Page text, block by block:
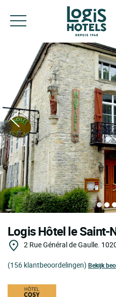
Logis Hôtel le Saint-
2 Rue Général de Gaulle.
(156 klantbeoordelingen) Bekijk